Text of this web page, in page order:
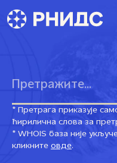
* Претрага приказује
ћирилична слова за
* WHOIS база није
кликните овде.